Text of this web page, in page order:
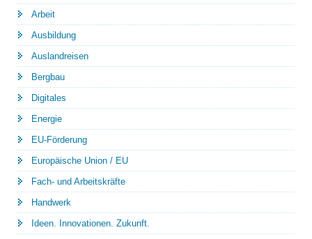
Arbeit
Ausbildung
Auslandreisen
Bergbau
Digitales
Energie
EU-Förderung
Europäische Union / EU
Fach- und Arbeitskräfte
Handwerk
Ideen. Innovationen. Zukunft.